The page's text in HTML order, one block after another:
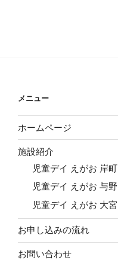
メニュー
ホームページ
施設紹介
児童デイ えがお 岸町
児童デイ えがお 与野
児童デイ えがお 大宮
お申し込みの流れ
お問い合わせ